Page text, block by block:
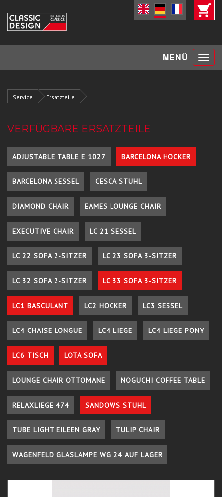
MENÜ Toggle
Service Ersatzteile
VERFÜGBARE ERSATZTEILE
ADJUSTABLE TABLE E 1027 BARCELONA HOCKER
BARCELONA SESSEL CESCA STUHL
DIAMOND CHAIR EAMES LOUNGE CHAIR
EXECUTIVE CHAIR LC 21 SESSEL
LC 22 SOFA 2-SITZER LC 23 SOFA 3-SITZER
LC 32 SOFA 2-SITZER LC 33 SOFA 3-SITZER
LC1 BASCULANT LC2 HOCKER LC3 SESSEL
LC4 CHAISE LONGUE LC4 LIEGE LC4 LIEGE PONY
LC6 TISCH LOTA SOFA
LOUNGE CHAIR OTTOMANE NOGUCHI COFFEE TABLE
RELAXLIEGE 474 SANDOWS STUHL
TUBE LIGHT EILEEN GRAY TULIP CHAIR
WAGENFELD GLASLAMPE WG 24 AUF LAGER